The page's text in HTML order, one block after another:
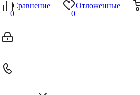
Сравнение
0
Отложенные
0